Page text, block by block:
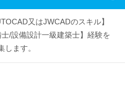
又はJWCADのスキル】
士/設備設計一級建築士】経験を
ます。